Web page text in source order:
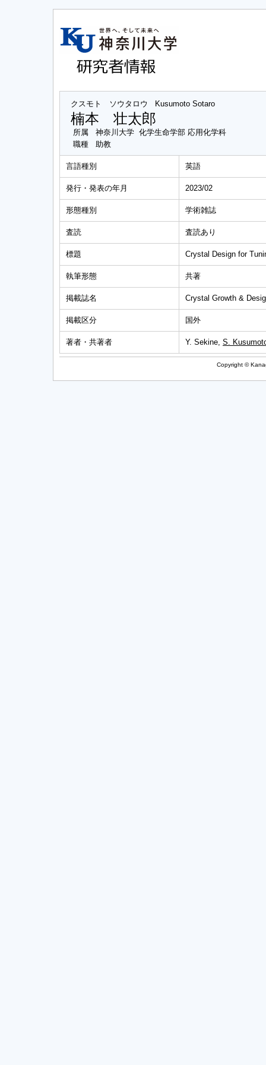
クスモト ソウタロウ Kusumoto Sotaro
楠本 壮太郎
所属
神奈川大学 化学生命学部 応用化学科
職種
助教
言語種別 英語
発行・発表の年月 2023/02
形態種別 学術雑誌
査読 査読あり
標題 Crystal Design for
執筆形態 共著
掲載誌名 Crystal Growth &
掲載区分 国外
著者・共著者 Y. Sekine, S.
Copyright ©